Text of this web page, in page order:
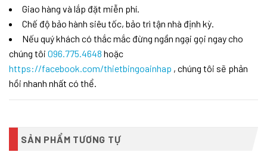
Giao hàng và lắp đặt miễn phí.
Chế độ bảo hành siêu tốc, bảo trì tận nhà định kỳ.
Nếu quý khách có thắc mắc đừng ngần ngại gọi ngay cho
chúng tôi 096.775.4648 hoặc
https://facebook.com/thietbingoainhap , chúng tôi sẽ phản
hồi nhanh nhất có thể.
SẢN PHẨM TƯƠNG TỰ